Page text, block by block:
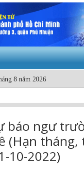
8 năm 2026
báo ngư
(Hạn tháng,
10-2022)